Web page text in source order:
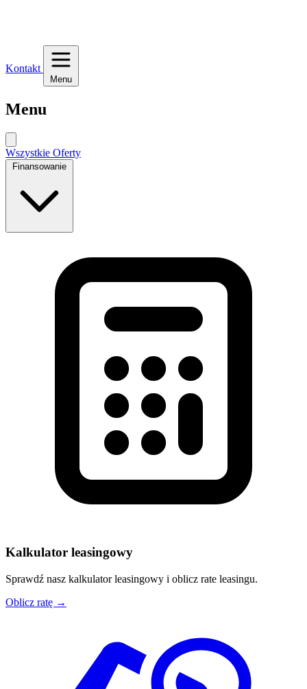
Kontakt
Menu
Menu
Wszystkie Oferty
Finansowanie
Kalkulator leasingowy
Sprawdź nasz kalkulator leasingowy i oblicz rate leasingu.
Oblicz ratę →